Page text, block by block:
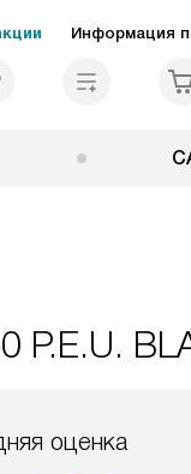
Информация
P.E.U.
оценка